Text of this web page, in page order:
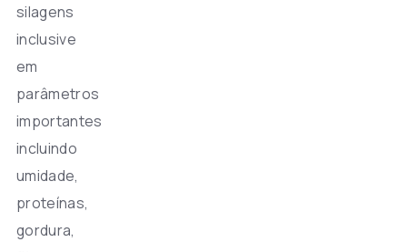
silagens
inclusive
em
parâmetros
importantes
incluindo
umidade,
proteínas,
gordura,